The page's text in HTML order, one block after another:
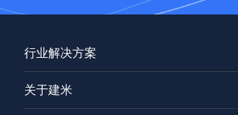
行业解决方案
关于建米